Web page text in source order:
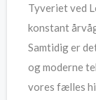
Tyveriet ved
konstant
Samtidig er
og moderne
vores fælles